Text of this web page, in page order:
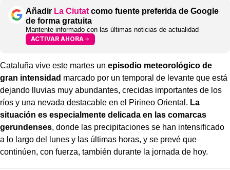
Añadir La Ciutat como fuente preferida de Google
de forma gratuita
Mantente informado con las últimas noticias de actualidad
ACTIVAR AHORA
Cataluña vive este martes un episodio meteorológico de
gran intensidad marcado por un temporal de levante que está
dejando lluvias muy abundantes, crecidas importantes de los
ríos y una nevada destacable en el Pirineo Oriental. La
situación es especialmente delicada en las comarcas
gerundenses, donde las precipitaciones se han intensificado
a lo largo del lunes y las últimas horas, y se prevé que
continúen, con fuerza, también durante la jornada de hoy.